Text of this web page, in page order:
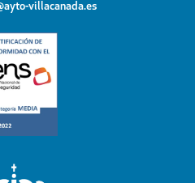
villacanada.es